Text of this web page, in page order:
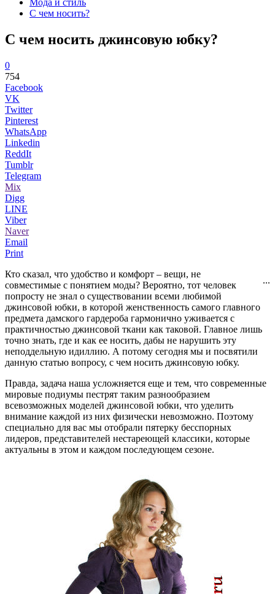
Мода и стиль
С чем носить?
С чем носить джинсовую юбку?
0
754
Facebook
VK
Twitter
Pinterest
WhatsApp
Linkedin
ReddIt
Tumblr
Telegram
Mix
Digg
LINE
Viber
Naver
Email
Print
...
Кто сказал, что удобство и комфорт – вещи, не
совместимые с понятием моды? Вероятно, тот человек
попросту не знал о существовании всеми любимой
джинсовой юбки, в которой женственность самого главного
предмета дамского гардероба гармонично уживается с
практичностью джинсовой ткани как таковой. Главное лишь
точно знать, где и как ее носить, дабы не нарушить эту
неподдельную идиллию. А потому сегодня мы и посвятили
данную статью вопросу, с чем носить джинсовую юбку.
Правда, задача наша усложняется еще и тем, что современные
мировые подиумы пестрят таким разнообразием
всевозможных моделей джинсовой юбки, что уделить
внимание каждой из них физически невозможно. Поэтому
специально для вас мы отобрали пятерку бесспорных
лидеров, представителей нестареющей классики, которые
актуальны в этом и каждом последующем сезоне.